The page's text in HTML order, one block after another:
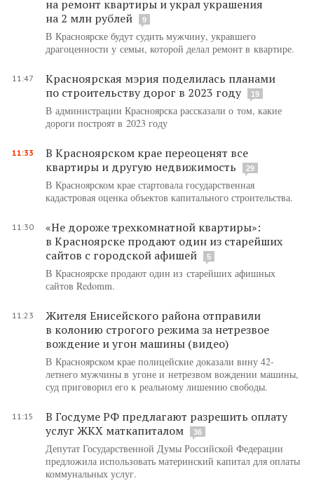
на ремонт квартиры и украл украшения
на 2 млн рублей
9
В Красноярске будут судить мужчину, укравшего
драгоценности у семьи, которой делал ремонт в квартире.
11:47
Красноярская мэрия поделилась планами
по строительству дорог в 2023 году
19
В администрации Красноярска рассказали о том, какие
дороги построят в 2023 году
11:33
В Красноярском крае переоценят все
квартиры и другую недвижимость
29
В Красноярском крае стартовала государственная
кадастровая оценка объектов капитального строительства.
11:30
«Не дороже трехкомнатной квартиры»:
в Красноярске продают один из старейших
сайтов с городской афишей
5
В Красноярске продают один из старейших афишных
сайтов Redomm.
11:23
Жителя Енисейского района отправили
в колонию строгого режима за нетрезвое
вождение и угон машины (видео)
В Красноярском крае полицейские доказали вину 42-
летнего мужчины в угоне и нетрезвом вождении машины,
суд приговорил его к реальному лишению свободы.
11:15
В Госдуме РФ предлагают разрешить оплату
услуг ЖКХ маткапиталом
36
Депутат Государственной Думы Российской Федерации
предложила использовать материнский капитал для оплаты
коммунальных услуг.